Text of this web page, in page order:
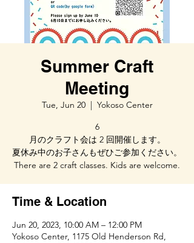
Summer Craft
Meeting
Tue, Jun 20
  |
Yokoso Center
6
月のクラフト会は 2 回開催します。
夏休み中のお子さんもぜひご参加ください。
There are 2 craft classes. Kids are welcome.
Time & Location
Jun 20, 2023, 10:00 AM – 12:00 PM
Yokoso Center, 1175 Old Henderson Rd,